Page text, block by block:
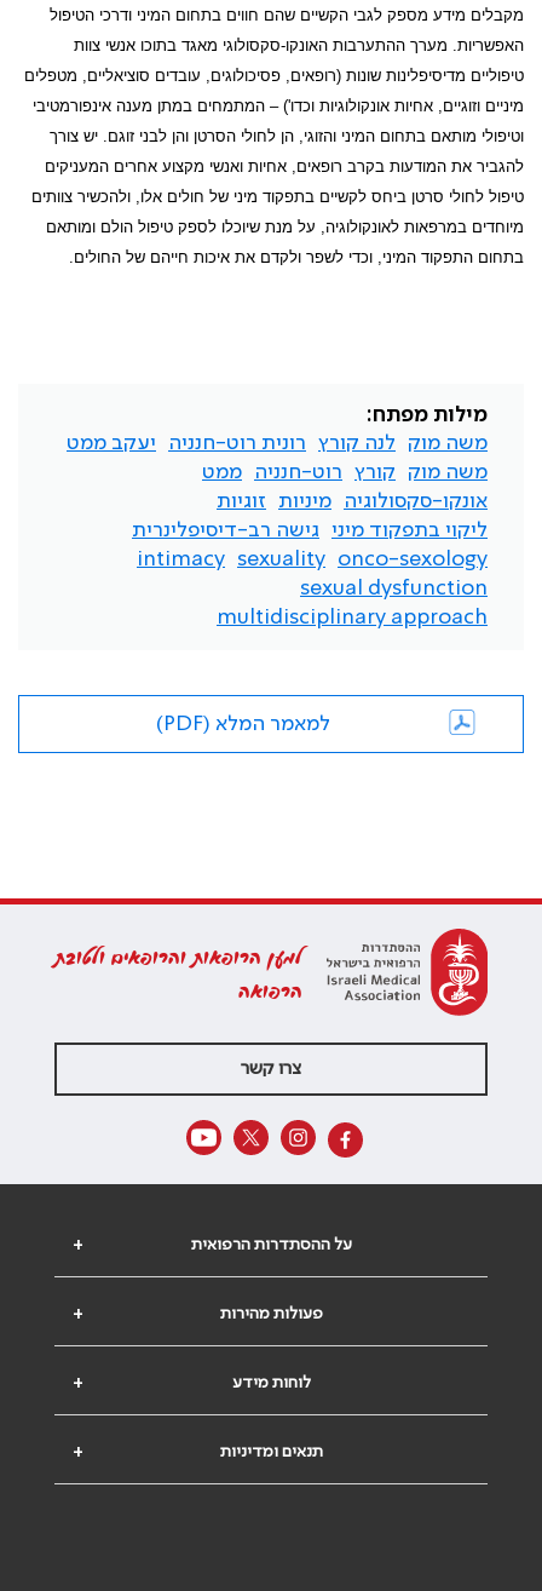
מקבלים מידע מספק לגבי הקשיים שהם חווים בתחום המיני ודרכי הטיפול
האפשריות. מערך ההתערבות האונקו-סקסולוגי מאגד בתוכו אנשי צוות
טיפוליים מדיסיפלינות שונות (רופאים, פסיכולוגים, עובדים סוציאליים, מטפלים
מיניים וזוגיים, אחיות אונקולוגיות וכדו') – המתמחים במתן מענה אינפורמטיבי
וטיפולי מותאם בתחום המיני והזוגי, הן לחולי הסרטן והן לבני זוגם. יש צורך
להגביר את המודעות בקרב רופאים, אחיות ואנשי מקצוע אחרים המעניקים
טיפול לחולי סרטן ביחס לקשיים בתפקוד מיני של חולים אלו, ולהכשיר צוותים
מיוחדים במרפאות לאונקולוגיה, על מנת שיוכלו לספק טיפול הולם ומותאם
בתחום התפקוד המיני, וכדי לשפר ולקדם את איכות חייהם של החולים.
מילות מפתח:
משה מוק
לנה קורץ רונית רוט-חנניה
יעקב ממט
משה מוק
קורץ רוט-חנניה
ממט
אונקו-סקסולוגיה
מיניות
זוגיות
ליקוי בתפקוד מיני
גישה רב-דיסיפלינרית
onco-sexology
sexuality
intimacy
sexual dysfunction
multidisciplinary approach
למאמר המלא (PDF)
למען הרופאות והרופאים ולטובת
הרפואה
צרו קשר
+ על ההסתדרות הרפואית
+ פעולות מהירות
+ לוחות מידע
+ תנאים ומדיניות